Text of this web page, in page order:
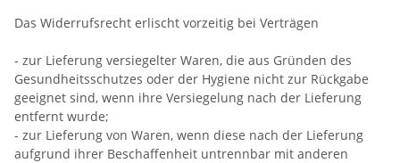
Das Widerrufsrecht erlischt vorzeitig bei Verträgen
- zur Lieferung versiegelter Waren, die aus Gründen des
Gesundheitsschutzes oder der Hygiene nicht zur Rückgabe
geeignet sind, wenn ihre Versiegelung nach der Lieferung
entfernt wurde;
- zur Lieferung von Waren, wenn diese nach der Lieferung
aufgrund ihrer Beschaffenheit untrennbar mit anderen